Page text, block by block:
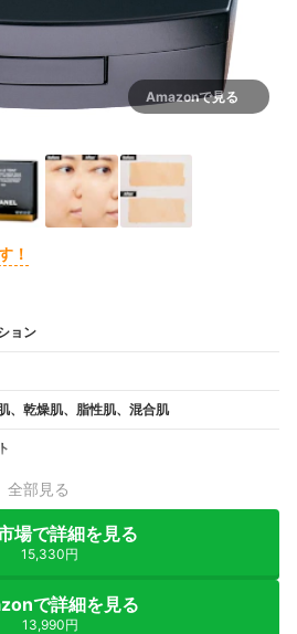
Amazonで見る
！
ョン
、乾燥肌、脂性肌、混合肌
全部見る
場で詳細を見る
15,330円
で詳細を見る
13,990円